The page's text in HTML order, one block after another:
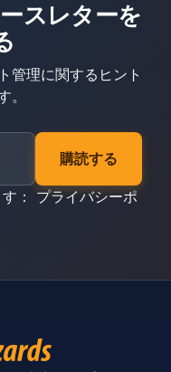
スレターを
管理に関するヒント
。
購読する
： プライバシーポ